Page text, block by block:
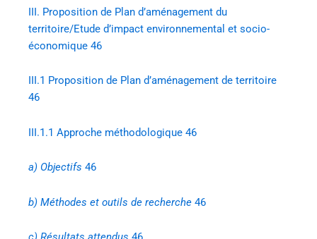
III. Proposition de Plan d’aménagement du
territoire/Etude d’impact environnemental et socio-
économique 46
III.1 Proposition de Plan d’aménagement de territoire
46
III.1.1 Approche méthodologique 46
a) Objectifs 46
b) Méthodes et outils de recherche 46